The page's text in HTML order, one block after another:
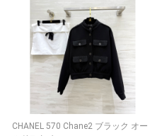
CHANEL 570 Chane2 ブラック オー